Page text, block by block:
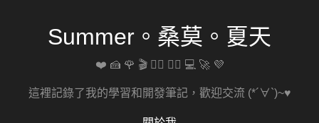
Summer。桑莫。夏天
❤️ 🍰 🌹 🎬 🚴‍♀️ 🏋️‍♀️ 💻 🚀 💜
這裡記錄了我的學習和開發筆記，歡迎交流 (*´∀`)~♥